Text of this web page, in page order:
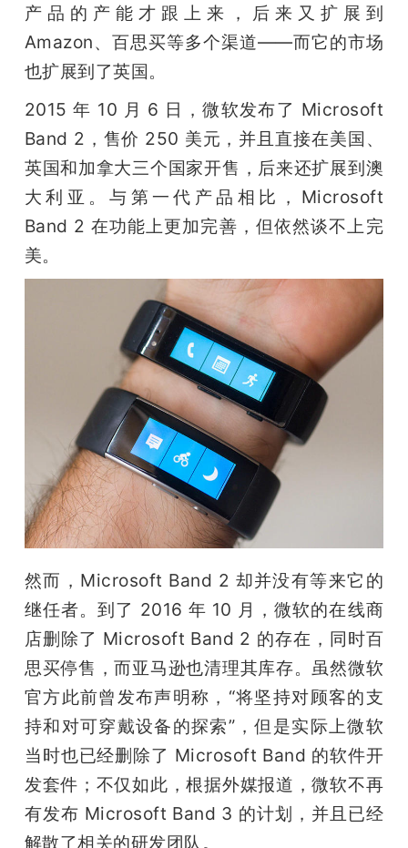
产品的产能才跟上来，后来又扩展到
Amazon、百思买等多个渠道——而它的市场
也扩展到了英国。
2015 年 10 月 6 日，微软发布了 Microsoft
Band 2，售价 250 美元，并且直接在美国、
英国和加拿大三个国家开售，后来还扩展到澳
大利亚。与第一代产品相比，Microsoft
Band 2 在功能上更加完善，但依然谈不上完
美。
然而，Microsoft Band 2 却并没有等来它的
继任者。到了 2016 年 10 月，微软的在线商
店删除了 Microsoft Band 2 的存在，同时百
思买停售，而亚马逊也清理其库存。虽然微软
官方此前曾发布声明称，“将坚持对顾客的支
持和对可穿戴设备的探索”，但是实际上微软
当时也已经删除了 Microsoft Band 的软件开
发套件；不仅如此，根据外媒报道，微软不再
有发布 Microsoft Band 3 的计划，并且已经
解散了相关的研发团队。